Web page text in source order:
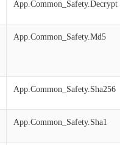
App.Common_Safety.Decrypt
App.Common_Safety.Md5
App.Common_Safety.Sha256
App.Common_Safety.Sha1